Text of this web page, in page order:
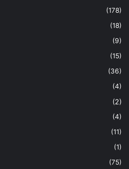
(178)
(18)
(9)
(15)
(36)
(4)
(2)
(4)
(11)
(1)
(75)